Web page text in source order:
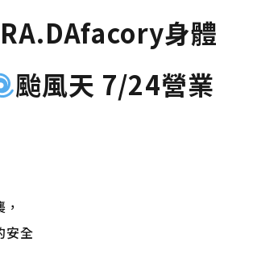
身體
颱風天 7/24營業
安全